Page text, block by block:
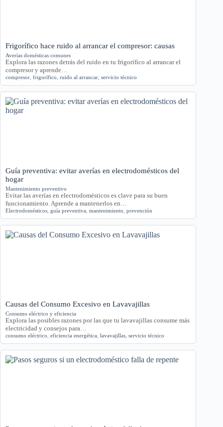
Frigorífico hace ruido al arrancar el compresor: causas
Averías domésticas comunes
Explora las razones detrás del ruido en tu frigorífico al arrancar el
compresor y aprende…
compresor frigorífico ruido al arrancar servicio técnico
Guía preventiva: evitar averías en electrodomésticos del
hogar
Mantenimiento preventivo
Evitar las averías en electrodomésticos es clave para su buen
funcionamiento. Aprende a mantenerlos en…
Electrodomésticos guía preventiva mantenimiento prevención
Causas del Consumo Excesivo en Lavavajillas
Consumo eléctrico y eficiencia
Explora las posibles razones por las que tu lavavajillas consume más
electricidad y consejos para…
consumo eléctrico eficiencia energética lavavajillas servicio técnico